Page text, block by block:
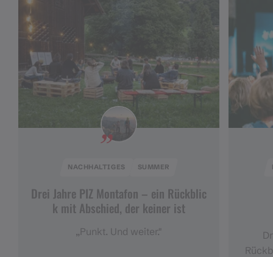
NACHHALTIGES SUMMER
Drei Jahre PIZ Montafon – ein Rückblic
k mit Abschied, der keiner ist
„Punkt. Und weiter."